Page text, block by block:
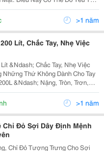
Các Vấn Đề Sức Khỏe Khác.
Chỉ Làm Giảm Vẻ Đẹp Của Đôi...
>1 năm
Lít, Chắc Tay, Nhẹ Việc
&Ndash; Chắc Tay, Nhẹ Việc
Những Thứ Không Dành Cho Tay
&Ndash; Nặng, Tròn, Trơn,
Đổ. Cẩu Phuy Vào &Ndash;
Gắp Một Cái, Đi Một Lèo, Nhẹ Như Không. Tác Dụng...
>1 năm
Chỉ Đỏ Sợi Dây Định Mệnh
Chỉ Đỏ Tượng Trưng Cho Sợi